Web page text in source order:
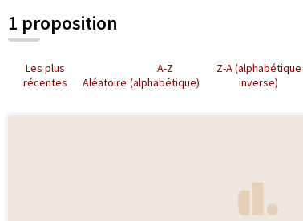
1 proposition
Les plus
récentes
Aléatoire
A-Z
(alphabétique)
Z-A (alphabétique
inverse)